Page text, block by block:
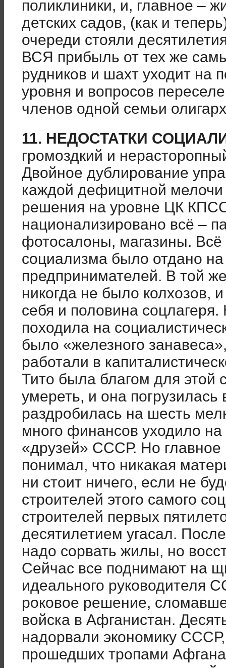
поликлиники, и, главное –
детских садов, (как и
очереди стояли
ВСЯ прибыль от тех же
рудников и шахт уходит на
уровня и вопросов
членов одной семьи
11. НЕДОСТАТКИ
громоздкий и
Двойное дублирование
каждой дефицитной
решения на уровне ЦК
национализировано всё –
фотосалоны, магазины. Всё
социализма было отдано на
предпринимателей. В той
никогда не было колхозов,
себя и половина
походила на
было «железного
работали в
Тито была благом для этой
умереть, и она погрузилась
раздробилась на шесть
много финансов уходило
«друзей» СССР. Но
понимал, что никакая
ни стоит ничего, если не
строителей этого самого
строителей первых
десятилетием угасал.
надо сорвать жилы, но
Сейчас все поднимают на
идеального руководителя
роковое решение,
войска в Афганистан.
надорвали экономику
прошедших тропами